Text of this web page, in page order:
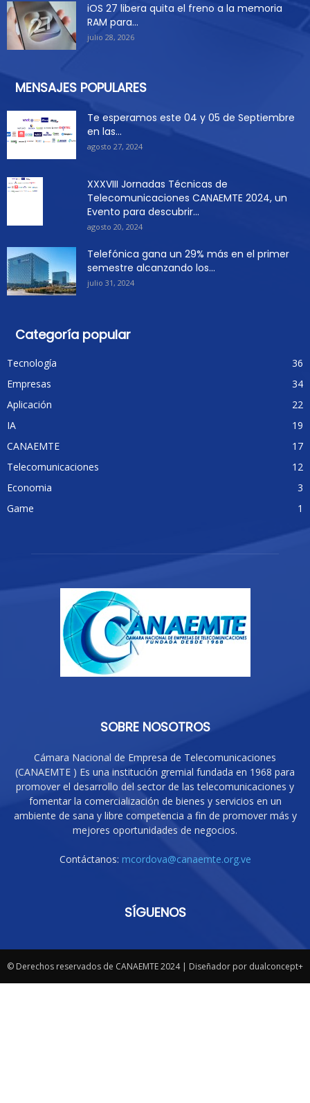
iOS 27 libera quita el freno a la memoria
RAM para...
julio 28, 2026
MENSAJES POPULARES
Te esperamos este 04 y 05 de Septiembre
en las...
agosto 27, 2024
XXXVIII Jornadas Técnicas de
Telecomunicaciones CANAEMTE 2024, un
Evento para descubrir...
agosto 20, 2024
Telefónica gana un 29% más en el primer
semestre alcanzando los...
julio 31, 2024
Categoría popular
Tecnología
36
Empresas
34
Aplicación
22
IA
19
CANAEMTE
17
Telecomunicaciones
12
Economia
3
Game
1
SOBRE NOSOTROS
Cámara Nacional de Empresa de Telecomunicaciones
(CANAEMTE ) Es una institución gremial fundada en 1968 para
promover el desarrollo del sector de las telecomunicaciones y
fomentar la comercialización de bienes y servicios en un
ambiente de sana y libre competencia a fin de promover más y
mejores oportunidades de negocios.
Contáctanos: mcordova@canaemte.org.ve
SÍGUENOS
© Derechos reservados de CANAEMTE 2024 | Diseñador por dualconcept+